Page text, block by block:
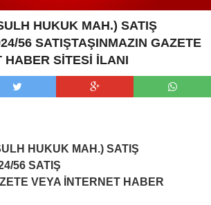
HUKUK MAH.) SATIŞ
56 SATIŞTAŞINMAZIN GAZETE
HABER SİTESİ İLANI
HUKUK MAH.) SATIŞ
56 SATIŞ
VEYA İNTERNET HABER